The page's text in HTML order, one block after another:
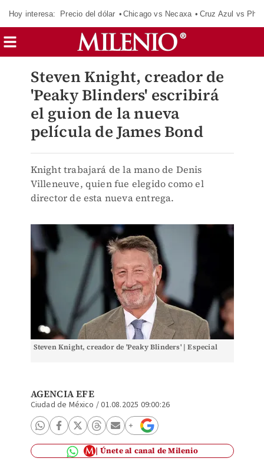
Hoy interesa: Precio del dólar Chicago vs Necaxa Cruz Azul vs
Steven Knight, creador de
'Peaky Blinders' escribirá
el guion de la nueva
película de James Bond
Knight trabajará de la mano de Denis
Villeneuve, quien fue elegido como el
director de esta nueva entrega.
Steven Knight, creador de 'Peaky Blinders' | Especial
AGENCIA EFE
Ciudad de México /01.08.2025 09:00:26
Únete al canal de Milenio